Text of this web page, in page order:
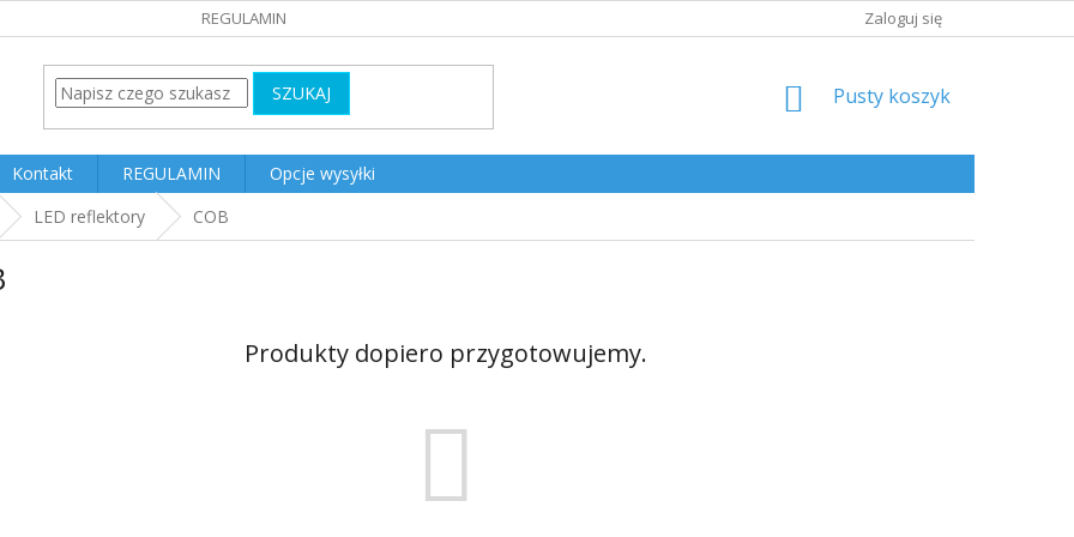
REGULAMIN Zaloguj się
SZUKAJ KOSZYK
Pusty koszyk
Kontakt REGULAMIN
Opcje wysyłki
LED reflektory COB
Produkty dopiero przygotowujemy.